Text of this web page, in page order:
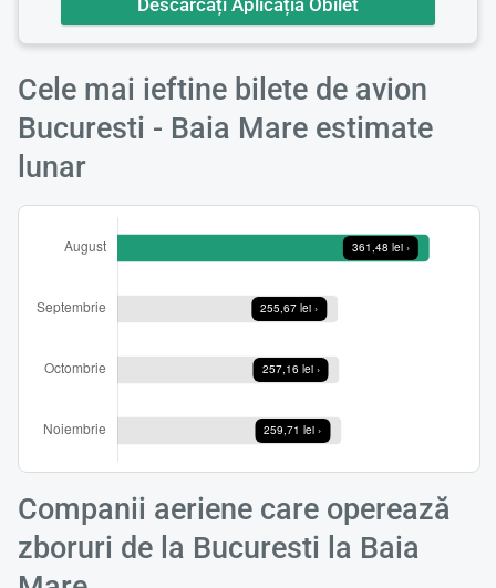
Cele mai ieftine bilete de avion
Bucuresti - Baia Mare estimate
lunar
Companii aeriene care operează
zboruri de la Bucuresti la Baia